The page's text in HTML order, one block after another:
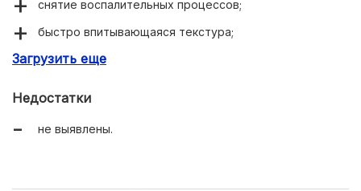
снятие воспалительных процессов;
быстро впитывающаяся текстура;
стимуляция к самоомоложению.
Загрузить еще
Недостатки
не выявлены.